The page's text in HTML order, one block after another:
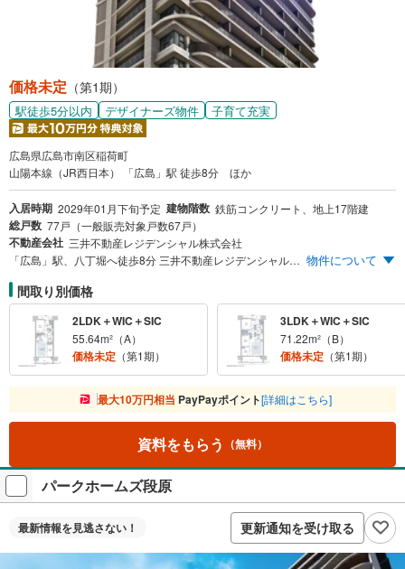
価格未定 （第1期）
駅徒歩5分以内 デザイナーズ物件 子育て充実
広島県広島市南区稲荷町
山陽本線（JR西日本） 「広島」駅 徒歩8分 ほか
入居時期 2029年01月下旬予定 建物階数 鉄筋コンクリート、地上17階建
総戸数 77戸（一般販売対象戸数67戸）
不動産会社 三井不動産レジデンシャル株式会社
「広島」駅、八丁堀へ徒歩8分 三井不動産レジデンシャル＆三菱地所レジデンスが贈る共同開発プロジェクト 地上17階、77邸のリバーサイドレジデンス ※1:掲載の「中心」とは、広島市の「ひろしま都心活性化プラン」において、広島駅周辺地区と紙屋町・八丁堀地区を東西の計画の核とする「楕円形の都心」エリアの中間点に位置することを表現したものです。地理的な表現ではありません。出典元/「ひろしま都心活性化プラン」より（広島県・広島市2017年3月発刊） 【エントリー受付中】 ※まず資料請求ボタンより、エントリーをお願い致します。スケジュールなどの最新情報をメール等でご案内いたします。 物件について
間取り別価格
2LDK＋WIC＋SIC
55.64m²（A）
価格未定 （第1期）
3LDK＋WIC＋SIC
71.22m²（B）
価格未定 （第1期）
最大10万円相当 PayPayポイント[詳細はこちら]
資料をもらう （無料）
パークホームズ段原
最新情報を見逃さない！ 更新通知を受け取る